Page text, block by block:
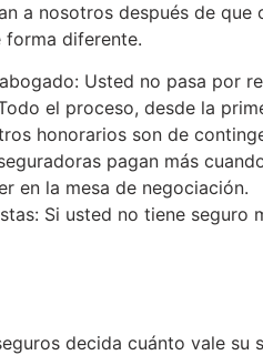
a nosotros después de
forma diferente.
Usted no pasa por
el proceso, desde la
honorarios son de
pagan más
en la mesa de negociación.
Si usted no tiene
decida cuánto vale